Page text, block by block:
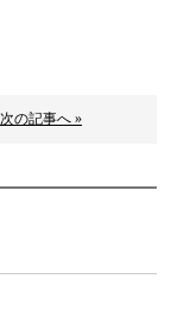
次の記事へ »